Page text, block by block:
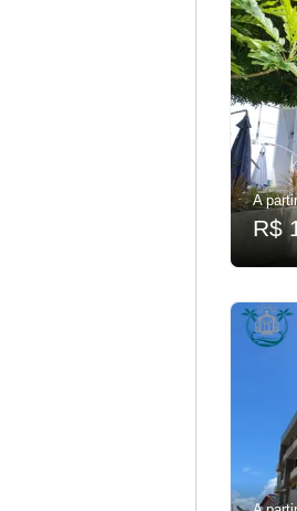
A
R$